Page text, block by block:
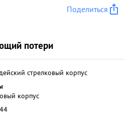
Поделиться
потери
стрелковый корпус
корпус